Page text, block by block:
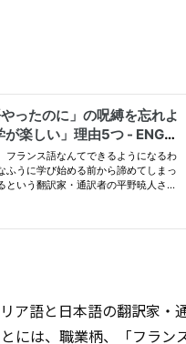
ア語と日本語の翻訳家・
には、職業柄、「フラン